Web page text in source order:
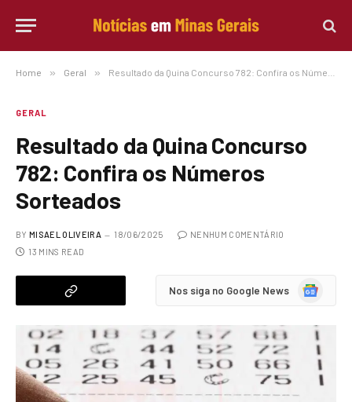
Home » Geral » Resultado da Quina Concurso 782: Confira os Números Sorteados
GERAL
Resultado da Quina Concurso
782: Confira os Números
Sorteados
BY MISAEL OLIVEIRA 18/06/2025
NENHUM COMENTÁRIO
13 MINS READ
Nos siga no Google News
Google